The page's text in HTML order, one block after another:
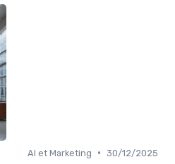
AI et Marketing • 30/12/2025